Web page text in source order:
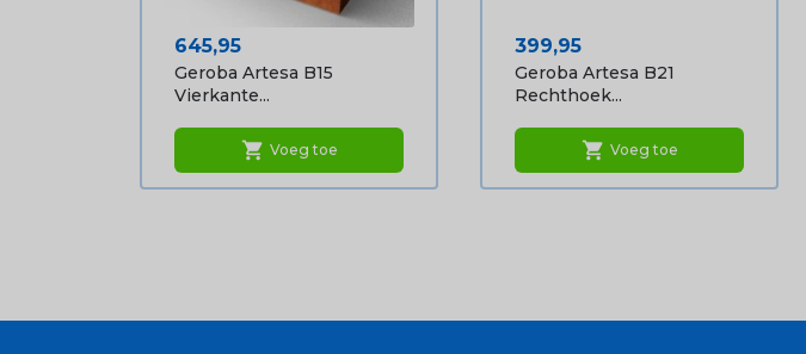
Prijs
645,95
Geroba Artesa B15
Vierkante...
shopping_cart Voeg toe
Prijs
399,95
Geroba Artesa B21
Rechthoek...
shopping_cart Voeg toe